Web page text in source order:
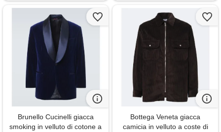
Brunello Cucinelli giacca
smoking in velluto di cotone a
Bottega Veneta giacca
camicia in velluto a coste di